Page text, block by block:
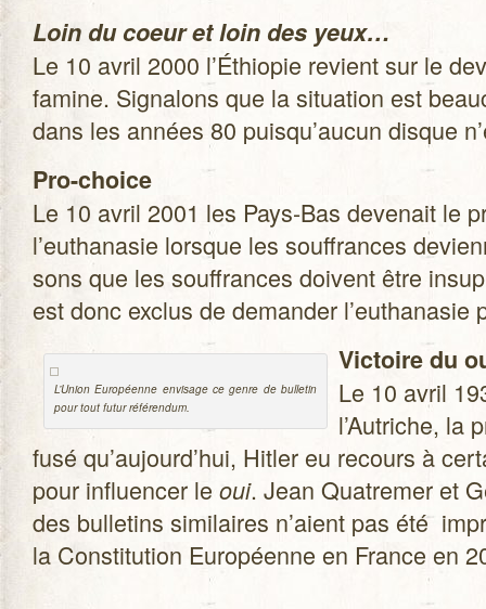
Loin du coeur et loin des yeux…
Le 10 avril 2000 l’Éthiopie revient sur le
famine. Signa­lons que la situa­tion est
dans les années 80 puisqu’aucun disque
Pro-choice
Le 10 avril 2001 les Pays-Bas deve­nait le
l’euthanasie lorsque les souf­frances
sons que les souf­frances doivent être
est donc exclus de deman­der l’euthanasie
L’Union Euro­péenne envi­sage ce genre de bul­le­tin
pour tout futur référendum.
Vic­toire du
Le 10 avril
l’Autriche, la
fusé qu’aujourd’hui, Hit­ler eu recours à
pour influen­cer le oui. Jean Qua­tre­mer et
des bul­le­tins simi­laires n’aient pas été
la Consti­tu­tion Euro­péenne en France en